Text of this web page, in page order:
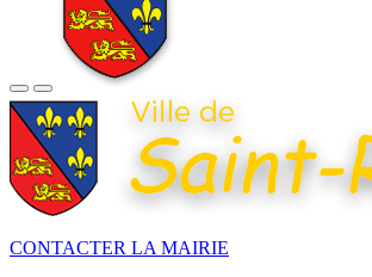
CONTACTER LA MAIRIE